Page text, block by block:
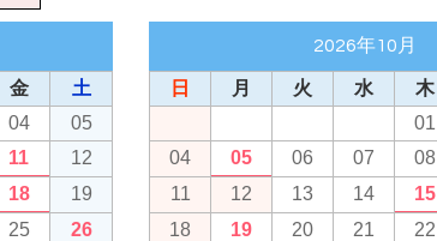
金
土
04
05
11
12
18
19
25
26
2026年10月
日 月 火 水 木
01
04
05 06 07 08
11
12 13 14 15
18
19 20 21 22